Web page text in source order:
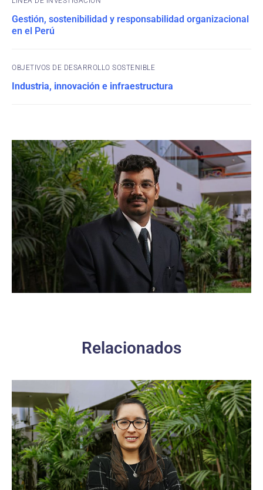
Gestión, sostenibilidad y responsabilidad organizacional
en el Perú
OBJETIVOS DE DESARROLLO SOSTENIBLE
Industria, innovación e infraestructura
Relacionados